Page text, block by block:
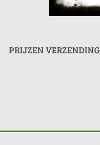
PRIJZEN VERZENDING